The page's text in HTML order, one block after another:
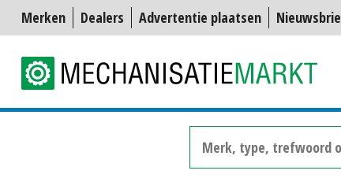
Merken Dealers Advertentie plaatsen